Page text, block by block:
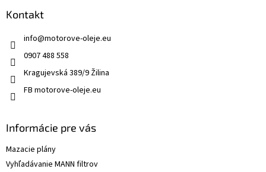
Kontakt
info@motorove-oleje.eu
0907 488 558
Kragujevská 389/9 Žilina
FB motorove-oleje.eu
Informácie pre vás
Mazacie plány
Vyhľadávanie MANN filtrov